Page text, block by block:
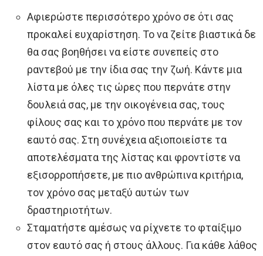
Αφιερώστε περισσότερο χρόνο σε ότι σας
προκαλεί ευχαρίστηση. Το να ζείτε βιαστικά δε
θα σας βοηθήσει να είστε συνεπείς στο
ραντεβού με την ίδια σας την ζωή. Κάντε μια
λίστα με όλες τις ώρες που περνάτε στην
δουλειά σας, με την οικογένεια σας, τους
φίλους σας και το χρόνο που περνάτε με τον
εαυτό σας. Στη συνέχεια αξιοποιείστε τα
αποτελέσματα της λίστας και φροντίστε να
εξισορροπήσετε, με πιο ανθρώπινα κριτήρια,
τον χρόνο σας μεταξύ αυτών των
δραστηριοτήτων.
Σταματήστε αμέσως να ρίχνετε το φταίξιμο
στον εαυτό σας ή στους άλλους. Για κάθε λάθος